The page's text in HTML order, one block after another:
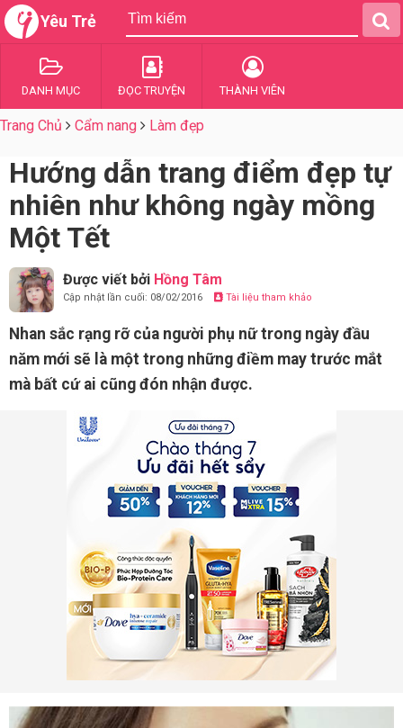
Yêu Trẻ
DANH MỤC ĐỌC TRUYỆN THÀNH VIÊN
Trang Chủ Cẩm nang Làm đẹp
Hướng dẫn trang điểm đẹp tự
nhiên như không ngày mồng
Một Tết
Được viết bởi Hồng Tâm
Cập nhật lần cuối: 08/02/2016 Tài liệu tham khảo
Nhan sắc rạng rỡ của người phụ nữ trong ngày đầu
năm mới sẽ là một trong những điềm may trước mắt
mà bất cứ ai cũng đón nhận được.